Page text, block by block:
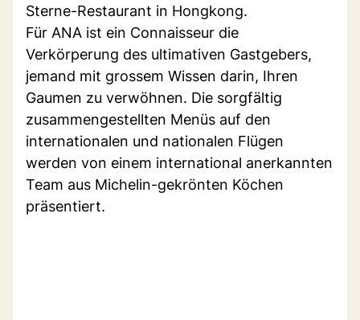
Sterne-Restaurant in Hongkong.
Für ANA ist ein Connaisseur die
Verkörperung des ultimativen Gastgebers,
jemand mit grossem Wissen darin, Ihren
Gaumen zu verwöhnen. Die sorgfältig
zusammengestellten Menüs auf den
internationalen und nationalen Flügen
werden von einem international anerkannten
Team aus Michelin-gekrönten Köchen
präsentiert.